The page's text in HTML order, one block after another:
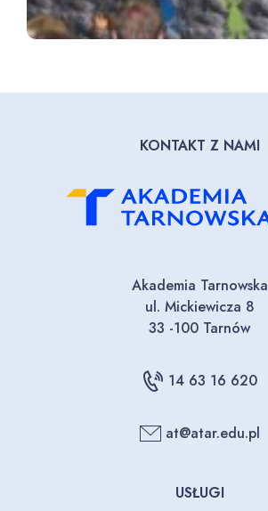
KONTAKT Z NAMI
Akademia Tarnowska
ul. Mickiewicza 8
33 -100 Tarnów
14 63 16 620
at@atar.edu.pl
USŁUGI